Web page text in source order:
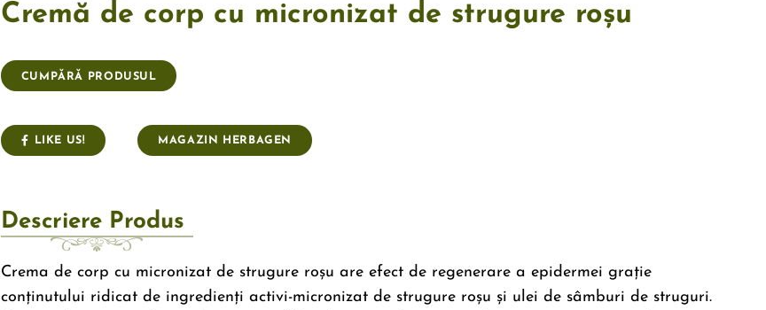
Cremă de corp cu micronizat de strugure roșu
CUMPĂRĂ PRODUSUL
LIKE US! MAGAZIN HERBAGEN
Descriere Produs
Crema de corp cu micronizat de strugure roșu are efect de regenerare a epidermei grație
conținutului ridicat de ingredienți activi-micronizat de strugure roșu și ulei de sâmburi de struguri.